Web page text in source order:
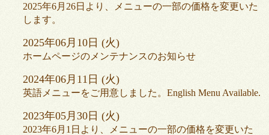
2025年6月26日より、メニューの一部の価格を変更いた
します。
2025年06月 10 日 (火)
ホームページのメンテナンスのお知らせ
2024年06月 11 日 (火)
英語メニューをご用意しました。English Menu Available.
2023年05 月 30日 (火)
2023年6月1日より、メニューの一部の価格を変更いた